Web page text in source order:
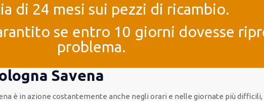
di 24 mesi sui pezzi di ricambio.
se entro 10 giorni dovesse
problema.
Savena
è in azione costantemente anche negli orari e nelle giornate piùdifficili